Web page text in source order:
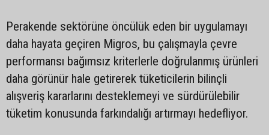
Perakende sektörüne öncülük eden bir uygulamayı
daha hayata geçiren Migros, bu çalışmayla çevre
performansı bağımsız kriterlerle doğrulanmış ürünleri
daha görünür hale getirerek tüketicilerin bilinçli
alışveriş kararlarını desteklemeyi ve sürdürülebilir
tüketim konusunda farkındalığı artırmayı hedefliyor.